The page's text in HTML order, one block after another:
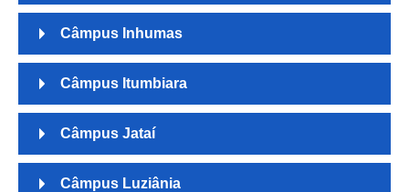
Câmpus Inhumas
Câmpus Itumbiara
Câmpus Jataí
Câmpus Luziânia